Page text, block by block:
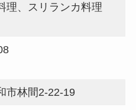
理、スリランカ料理
市林間2-22-19